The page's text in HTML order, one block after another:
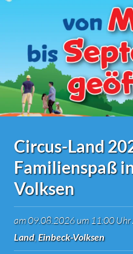
Circus-Land
Familienspaß
Volksen
am 09.08.2026 um 11:00 Uhr
Land, Einbeck-Volksen